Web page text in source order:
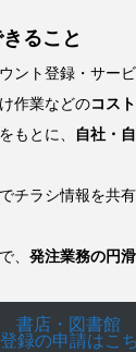
ること
ント登録・サー
作業などのコス
もとに、
自社・
チラシ情報を共
、 発注業務の円
書店・図書館
録の申請はこ